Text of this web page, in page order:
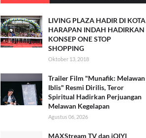
LIVING PLAZA HADIR DI KOTA
HARAPAN INDAH HADIRKAN
KONSEP ONE STOP
SHOPPING
Oktober 13, 2018
Trailer Film "Munafik: Melawan
Iblis" Resmi Dirilis, Teror
Spiritual Hadirkan Perjuangan
Melawan Kegelapan
Agustus 06, 2026
MAXStream TV dan iQIYI